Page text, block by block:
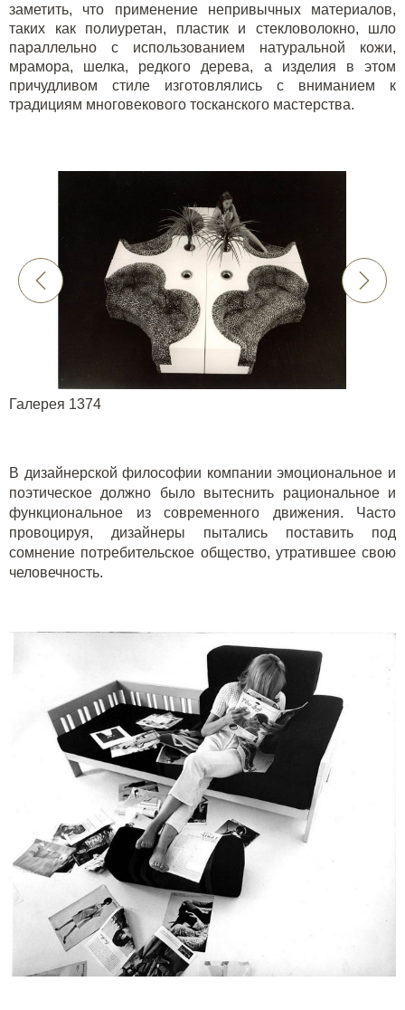
заметить, что применение непривычных материалов,
таких как полиуретан, пластик и стекловолокно, шло
параллельно с использованием натуральной кожи,
мрамора, шелка, редкого дерева, а изделия в этом
причудливом стиле изготовлялись с вниманием к
традициям многовекового тосканского мастерства.
Галерея 1374
В дизайнерской философии компании эмоциональное и
поэтическое должно было вытеснить рациональное и
функциональное из современного движения. Часто
провоцируя, дизайнеры пытались поставить под
сомнение потребительское общество, утратившее свою
человечность.